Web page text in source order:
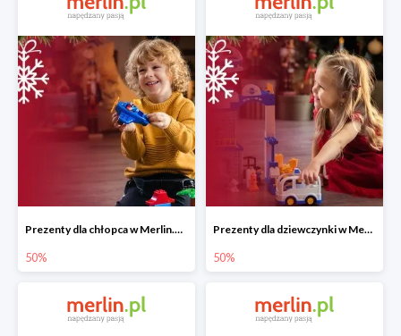
Prezenty dla chłopca w Merlin.pl do -50%
50%
Prezenty dla dziewczynki w Merlin.pl do -50%
50%